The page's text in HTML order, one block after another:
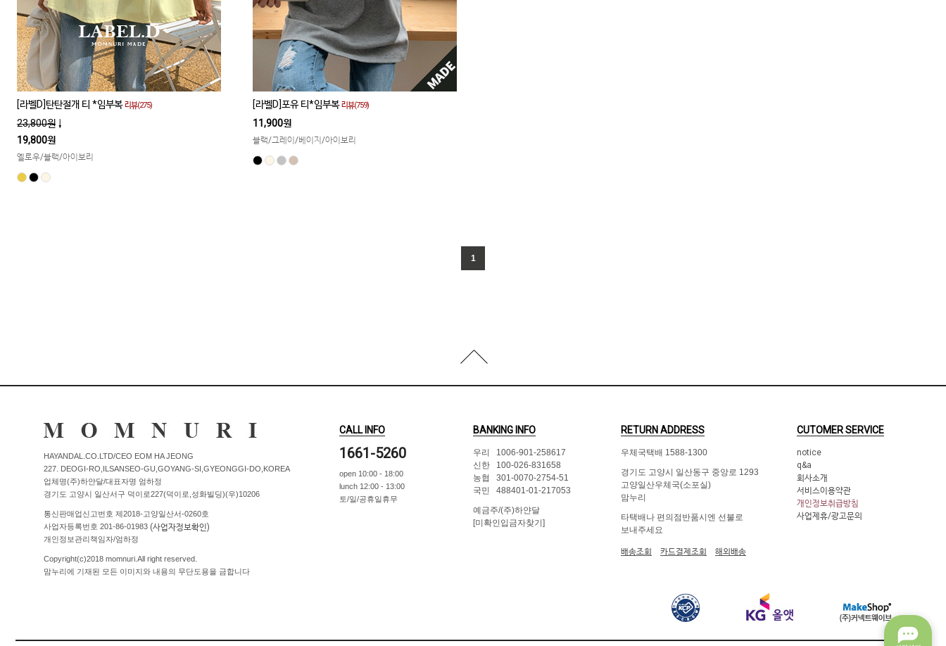
[라벨D]탄탄절개 티 *임부복리뷰(275)
23,800원 ↓
19,800원
옐로우/블랙/아이보리
[라벨D]포유 티*임부복리뷰(759)
11,900원
블랙/그레이/베이지/아이보리
1
HAYANDAL.CO.LTD/CEO EOM HA JEONG
227. DEOGI-RO,ILSANSEO-GU,GOYANG-SI,GYEONGGI-DO,KOREA
업체명(주)하얀달/대표자명 엄하정
경기도 고양시 일산서구 덕이로227(덕이로,성화빌딩)(우)10206
통신판매업신고번호 제2018-고양일산서-0260호
사업자등록번호 201-86-01983 (사업자정보확인)
개인정보관리책임자/엄하정
Copyright(c)2018 momnuri.All right reserved.
맘누리에 기재된 모든 이미지와 내용의 무단도용을 금합니다
CALL INFO
1661-5260
open 10:00 - 18:00
lunch 12:00 - 13:00
토/일/공휴일휴무
BANKING INFO
우리 1006-901-258617
신한 100-026-831658
농협 301-0070-2754-51
국민 488401-01-217053
예금주/(주)하얀달
[미확인입금자찾기]
RETURN ADDRESS
우체국택배 1588-1300
경기도 고양시 일산동구 중앙로 1293
고양일산우체국(소포실)
맘누리
타택배나 편의점반품시엔 선불로
보내주세요
배송조회 카드결제조회 해외배송
CUTOMER SERVICE
notice
q&a
회사소개
서비스이용약관
개인정보취급방침
사업제휴/광고문의